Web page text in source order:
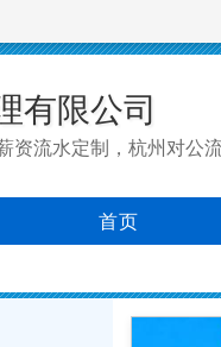
有限公司
资流水定制，杭州对公
首页